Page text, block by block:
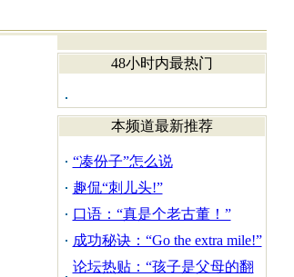
48小时内最热门
本频道最新推荐
“凑份子”怎么说
趣侃“刺儿头!”
口语：“真是个老古董！”
成功秘诀：“Go the extra mile!”
论坛热贴：“孩子是父母的翻